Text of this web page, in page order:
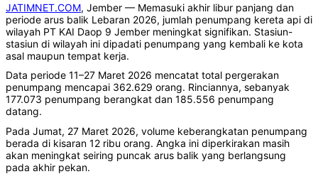
JATIMNET.COM, Jember — Memasuki akhir libur panjang dan
periode arus balik Lebaran 2026, jumlah penumpang kereta api di
wilayah PT KAI Daop 9 Jember meningkat signifikan. Stasiun-
stasiun di wilayah ini dipadati penumpang yang kembali ke kota
asal maupun tempat kerja.
Data periode 11–27 Maret 2026 mencatat total pergerakan
penumpang mencapai 362.629 orang. Rinciannya, sebanyak
177.073 penumpang berangkat dan 185.556 penumpang
datang.
Pada Jumat, 27 Maret 2026, volume keberangkatan penumpang
berada di kisaran 12 ribu orang. Angka ini diperkirakan masih
akan meningkat seiring puncak arus balik yang berlangsung
pada akhir pekan.